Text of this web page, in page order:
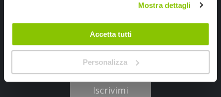
Mostra dettagli
Accetta tutti
Personalizza
Iscrivimi